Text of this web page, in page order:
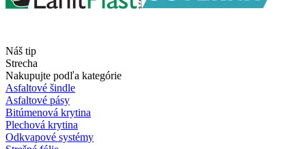
Náš tip
Strecha
Nakupujte podľa kategórie
Asfaltové šindle
Asfaltové pásy
Bitúmenová krytina
Plechová krytina
Odkvapové systémy